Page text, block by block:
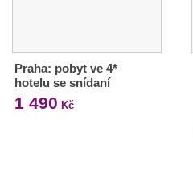
Praha: pobyt ve 4*
hotelu se snídaní
1 490 Kč